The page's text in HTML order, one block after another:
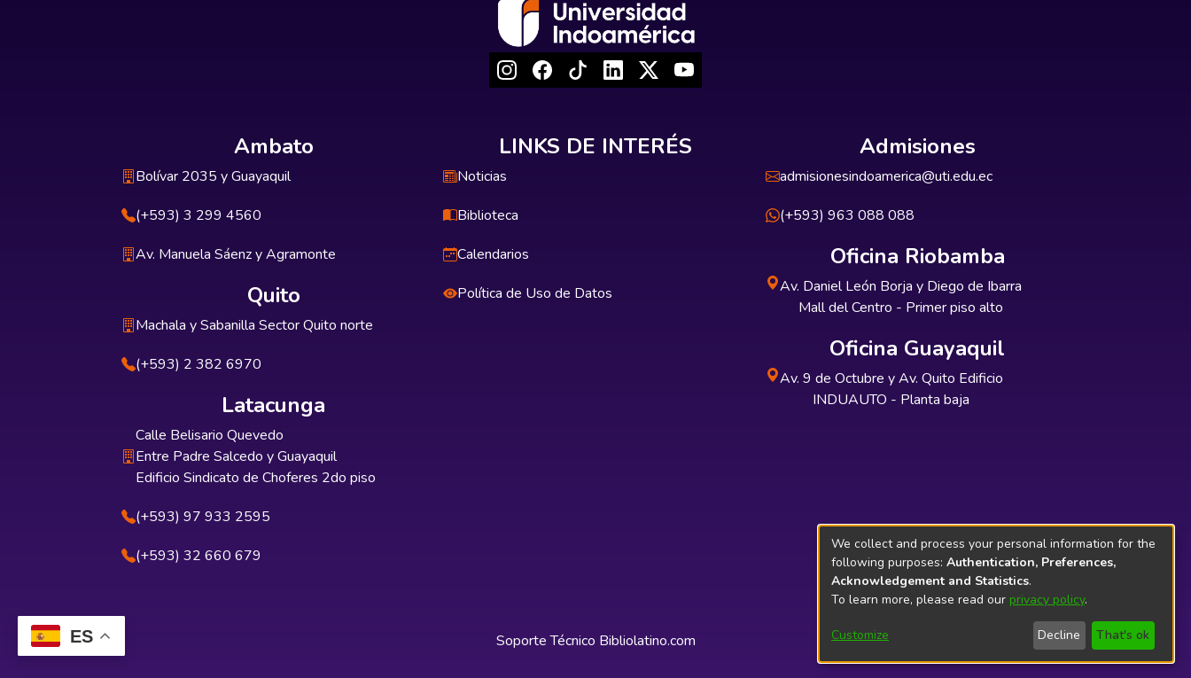
ES
Ambato
Bolívar 2035 y Guayaquil
(+593) 3 299 4560
Av. Manuela Sáenz y Agramonte
Quito
Machala y Sabanilla Sector Quito norte
(+593) 2 382 6970
Latacunga
Calle Belisario Quevedo
Entre Padre Salcedo y Guayaquil
Edificio Sindicato de Choferes 2do piso
(+593) 97 933 2595
(+593) 32 660 679
LINKS DE INTERÉS
Noticias
Biblioteca
Calendarios
Política de Uso de Datos
Admisiones
admisionesindoamerica@uti.edu.ec
(+593) 963 088 088
Oficina Riobamba
Av. Daniel León Borja y Diego de Ibarra
Mall del Centro - Primer piso alto
Oficina Guayaquil
Av. 9 de Octubre y Av. Quito Edificio
INDUAUTO - Planta baja
Soporte Técnico Bibliolatino.com
We collect and process your personal information for the
following purposes: Authentication, Preferences,
Acknowledgement and Statistics.
To learn more, please read our privacy policy.
Customize Decline That's ok